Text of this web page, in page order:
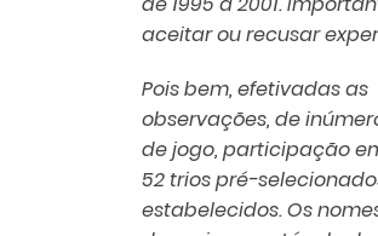
aceitar ou recusar
Pois bem, efetivadas
observações, de
de jogo, participação
52 trios pré-
estabelecidos. Os